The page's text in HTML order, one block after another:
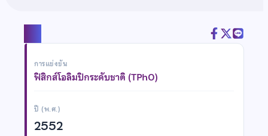
การแข่งขัน
ฟิสิกส์โอลิมปิกระดับชาติ (TPhO)
ปี (พ.ศ.)
2552